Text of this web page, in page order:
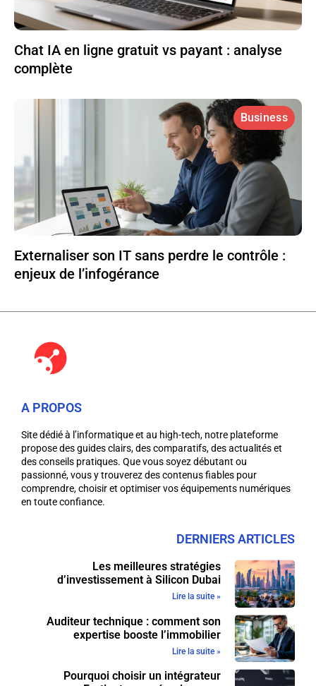
Chat IA en ligne gratuit vs payant : analyse
complète
Business
Externaliser son IT sans perdre le contrôle :
enjeux de l’infogérance
A PROPOS
Site dédié à l’informatique et au high-tech, notre plateforme
propose des guides clairs, des comparatifs, des actualités et
des conseils pratiques. Que vous soyez débutant ou
passionné, vous y trouverez des contenus fiables pour
comprendre, choisir et optimiser vos équipements numériques
en toute confiance.
DERNIERS ARTICLES
Les meilleures stratégies
d’investissement à Silicon Dubai
Lire la suite »
Auditeur technique : comment son
expertise booste l’immobilier
Lire la suite »
Pourquoi choisir un intégrateur